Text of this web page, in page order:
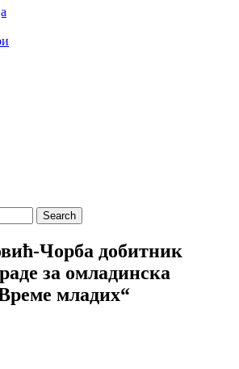
Чорба добитник
за омладинска
младих“